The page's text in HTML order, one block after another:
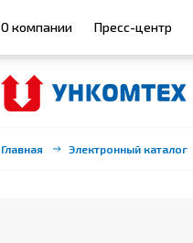
О компании Пресс-центр
Главная Электронный каталог